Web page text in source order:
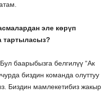
эле көрүп
тартыласыз?
баарыбызга белгилүү “Ак
биздин команда олуттуу
Биздин мамлекетибиз жакыр